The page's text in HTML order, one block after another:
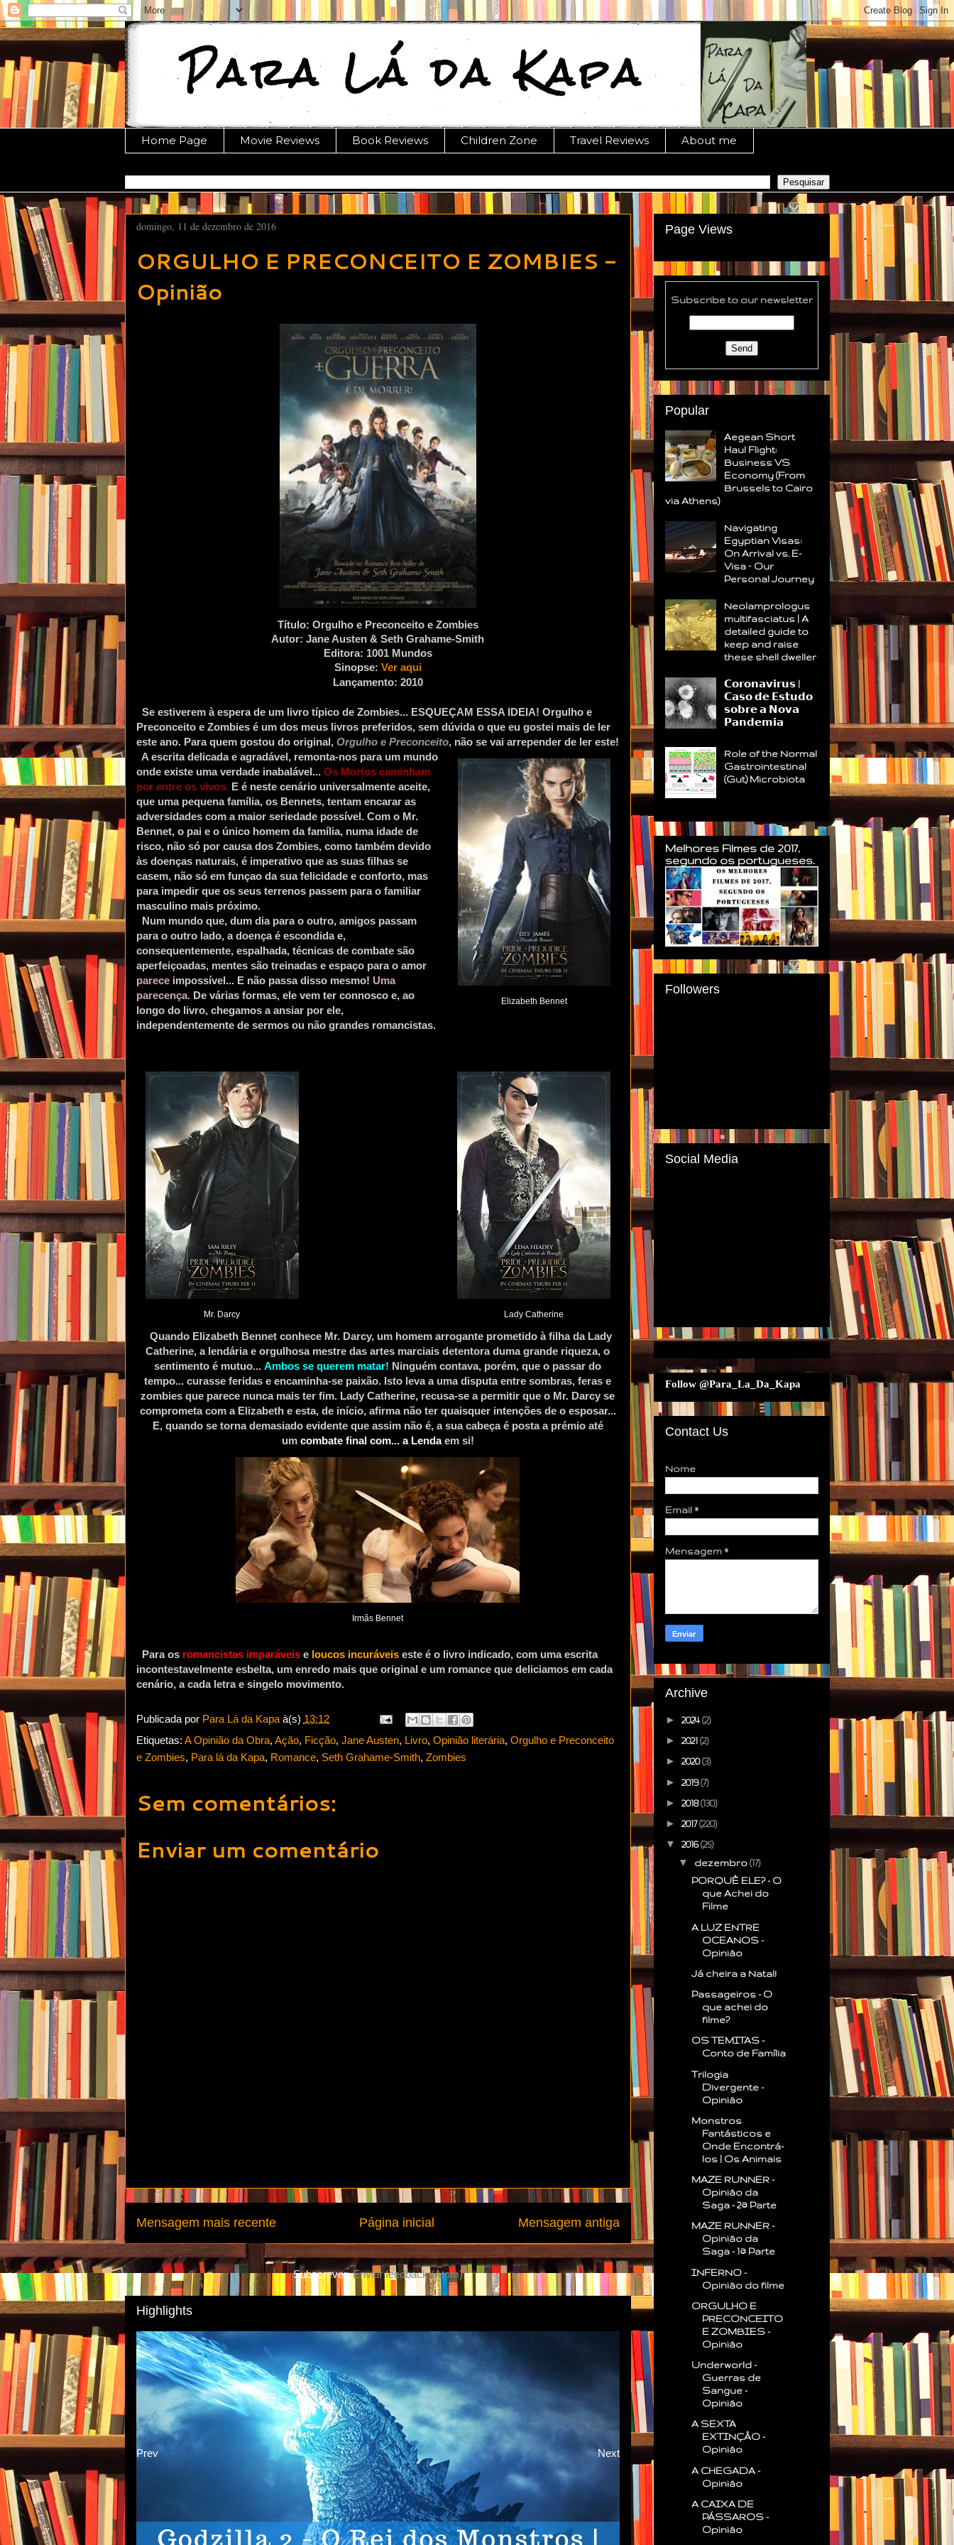
Home Page Movie Reviews Book Reviews Children Zone Travel Reviews About me
domingo, 11 de dezembro de 2016
ORGULHO E PRECONCEITO E ZOMBIES -
Opinião
Título: Orgulho e Preconceito e Zombies
Autor: Jane Austen & Seth Grahame-Smith
Editora: 1001 Mundos
Sinopse: Ver aqui
Lançamento: 2010
Se estiverem à espera de um livro típico de Zombies... ESQUEÇAM ESSA IDEIA! Orgulho e
Preconceito e Zombies é um dos meus livros preferidos, sem dúvida o que eu gostei mais de ler
este ano. Para quem gostou do original, Orgulho e Preconceito, não se vai arrepender de ler este!
Elizabeth Bennet
A escrita delicada e agradável, remonta-nos para um mundo
onde existe uma verdade inabalável... Os Mortos caminham
por entre os vivos. E é neste cenário universalmente aceite,
que uma pequena família, os Bennets, tentam encarar as
adversidades com a maior seriedade possível. Com o Mr.
Bennet, o pai e o único homem da família, numa idade de
risco, não só por causa dos Zombies, como também devido
às doenças naturais, é imperativo que as suas filhas se
casem, não só em funçao da sua felicidade e conforto, mas
para impedir que os seus terrenos passem para o familiar
masculino mais próximo.
Num mundo que, dum dia para o outro, amigos passam
para o outro lado, a doença é escondida e,
consequentemente, espalhada, técnicas de combate são
aperfeiçoadas, mentes são treinadas e espaço para o amor
pareceimpossível... E não passa disso mesmo! Uma
parecença. De várias formas, ele vem ter connosco e, ao
longo do livro, chegamos a ansiar por ele,
independentemente de sermos ou não grandes romancistas.
Mr. Darcy Lady Catherine
Quando Elizabeth Bennet conhece Mr. Darcy, um homem arrogante prometido à filha da Lady
Catherine, a lendária e orgulhosa mestre das artes marciais detentora duma grande riqueza, o
sentimento é mutuo... Ambos se querem matar! Ninguém contava, porém, que o passar do
tempo... curasse feridas e encaminha-se paixão. Isto leva a uma disputa entre sombras, feras e
zombies que parece nunca mais ter fim. Lady Catherine, recusa-se a permitir que o Mr. Darcy se
comprometa com a Elizabeth e esta, de início, afirma não ter quaisquer intenções de o esposar...
E, quando se torna demasiado evidente que assim não é, a sua cabeça é posta a prémio até
um combate final com... a Lenda em si!
Irmãs Bennet
Para os romancistas imparáveise loucos incuráveiseste é o livro indicado, com uma escrita
incontestavelmente esbelta, um enredo mais que original e um romance que deliciamos em cada
cenário, a cada letra e singelo movimento.
Publicada por Para Lá da Kapa à(s) 13:12
Etiquetas: A Opinião da Obra, Ação, Ficção, Jane Austen, Livro, Opinião literária, Orgulho e Preconceito
e Zombies, Para lá da Kapa, Romance, Seth Grahame-Smith, Zombies
Sem comentários:
Enviar um comentário
Mensagem mais recente Mensagem antiga
Página inicial
Subscrever:Enviar feedback (Atom)
Highlights
Prev Next
Page Views
Subscribe to our newsletter
Popular
Aegean Short
Haul Flight:
Business VS
Economy (From
Brussels to Cairo
via Athens)
Navigating
Egyptian Visas:
On Arrival vs. E-
Visa – Our
Personal Journey
Neolamprologus
multifasciatus | A
detailed guide to
keep and raise
these shell dweller
𝗖𝗼𝗿𝗼𝗻𝗮𝘃𝗶𝗿𝘂𝘀 |
𝗖𝗮𝘀𝗼 𝗱𝗲 𝗘𝘀𝘁𝘂𝗱𝗼
𝘀𝗼𝗯𝗿𝗲 𝗮 𝗡𝗼𝘃𝗮
𝗣𝗮𝗻𝗱𝗲𝗺𝗶𝗮
Role of the Normal
Gastrointestinal
(Gut) Microbiota
Melhores Filmes de 2017,
segundo os portugueses.
Followers
Social Media
Follow @Para_La_Da_Kapa
Contact Us
Nome
Email *
Mensagem *
Archive
► 2024(2)
► 2021 (2)
► 2020(3)
► 2019(7)
► 2018(130)
► 2017(220)
▼ 2016(25)
▼ dezembro (17)
PORQUÊ ELE? - O
que Achei do
Filme
A LUZ ENTRE
OCEANOS -
Opinião
Já cheira a Natal!
Passageiros - O
que achei do
filme?
OS TEMITAS -
Conto de Família
Trilogia
Divergente -
Opinião
Monstros
Fantásticos e
Onde Encontrá-
los | Os Animais
MAZE RUNNER -
Opinião da
Saga - 2ª Parte
MAZE RUNNER -
Opinião da
Saga - 1ª Parte
INFERNO -
Opinião do filme
ORGULHO E
PRECONCEITO
E ZOMBIES -
Opinião
Underworld -
Guerras de
Sangue -
Opinião
A SEXTA
EXTINÇÂO -
Opinião
A CHEGADA -
Opinião
A CAIXA DE
PÁSSAROS -
Opinião